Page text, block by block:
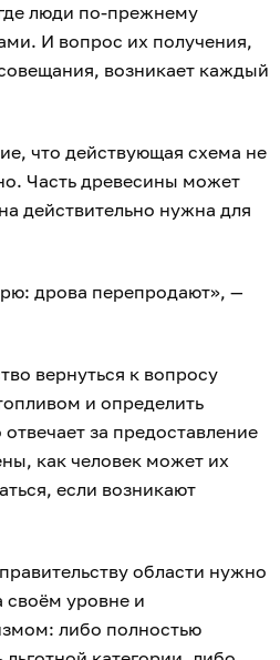
люди по-прежнему
И вопрос их получения,
возникает каждый
что действующая схема не
Часть древесины может
действительно нужна для
дрова перепродают», —
вернуться к вопросу
и определить
за предоставление
как человек может их
если возникают
области нужно
своём уровне и
либо полностью